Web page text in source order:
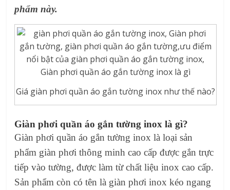
phẩm này.
Giá giàn phơi quần áo gắn tường inox như thế nào?
Giàn phơi quần áo gắn tường inox là gì?
Giàn phơi quần áo gắn tường inox là loại sản
phẩm giàn phơi thông minh cao cấp được gắn trực
tiếp vào tường, được làm từ chất liệu inox cao cấp.
Sản phẩm còn có tên là giàn phơi inox kéo ngang